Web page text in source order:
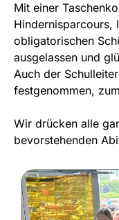
Mit einer
Hindernisparcours,
obligatorischen
ausgelassen und
Auch der
festgenommen,
Wir drücken alle
bevorstehenden